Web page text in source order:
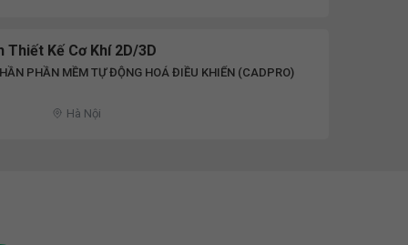
Thiết Kế Cơ Khí 2D/3D
PHẦN MỀM TỰ ĐỘNG HOÁ ĐIỀU KHIỂN (CADPRO)
Hà Nội